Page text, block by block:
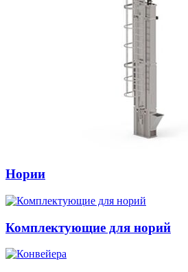
Нории
Комплектующие для норий